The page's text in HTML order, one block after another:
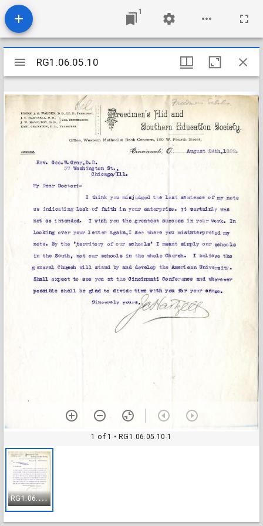
1
Mirador
viewer
RG1.06.05.10
1 of 1 • RG1.06.05.10-1
R
G1.06.05.10-1
RG1.06.05.10